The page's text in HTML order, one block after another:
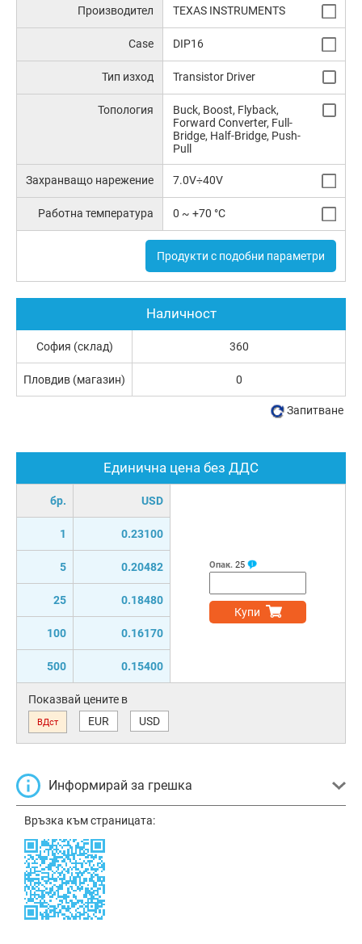
Производител TEXAS INSTRUMENTS
Case DIP16
Тип изход Transistor Driver
Топология
Buck, Boost, Flyback,
Forward Converter, Full-
Bridge, Half-Bridge, Push-
Pull
Захранващо нарежение 7.0V÷40V
Работна температура 0 ~ +70 °C
Продукти с подобни параметри
Единична цена без ДДС
бр. USD
1 0.23100
5 0.20482
25 0.18480
100 0.16170
500 0.15400
Опак. 25
Купи
Показвай цените в
ВДст EUR USD
Информирай за грешка
Връзка към страницата:
Наличност
София (склад) 360
Пловдив (магазин) 0
Запитване